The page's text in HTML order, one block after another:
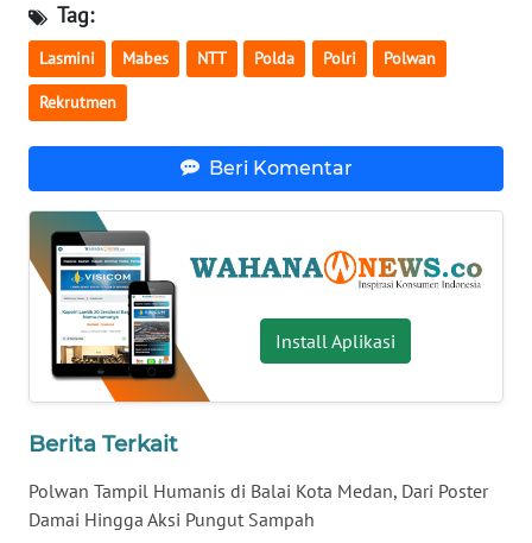
Tag:
Lasmini Mabes NTT Polda Polri Polwan
Rekrutmen
Beri Komentar
Install Aplikasi
Berita Terkait
Polwan Tampil Humanis di Balai Kota Medan, Dari Poster
Damai Hingga Aksi Pungut Sampah
WN
BABEL
SUMSEL
WN
BENGKULU
WN
WN
JATENG